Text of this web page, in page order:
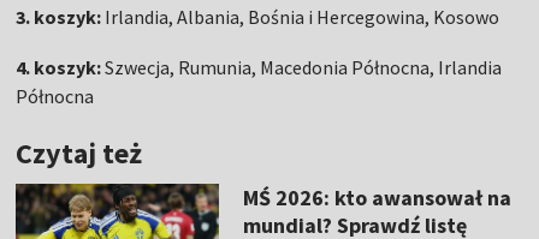
3. koszyk: Irlandia, Albania, Bośnia i Hercegowina, Kosowo
4. koszyk:Szwecja, Rumunia, Macedonia Północna, Irlandia
Północna
Czytaj też
MŚ 2026: kto awansował na
mundial? Sprawdź listę